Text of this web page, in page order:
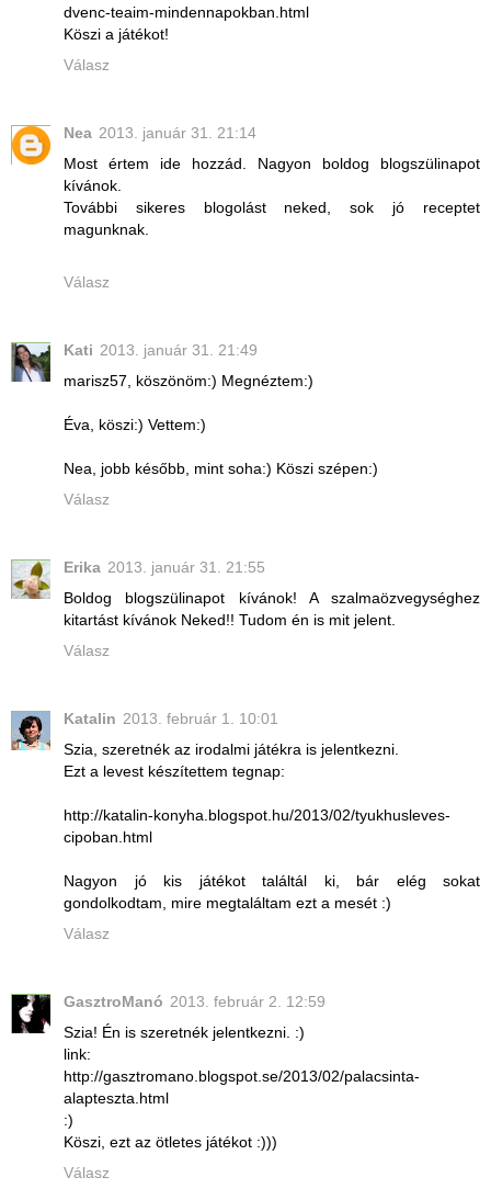
dvenc-teaim-mindennapokban.html
Köszi a játékot!
Válasz
Nea 2013. január 31. 21:14
Most értem ide hozzád. Nagyon boldog blogszülinapot
kívánok.
További sikeres blogolást neked, sok jó receptet
magunknak.
Válasz
Kati 2013. január 31. 21:49
marisz57, köszönöm:) Megnéztem:)
Éva, köszi:) Vettem:)
Nea, jobb később, mint soha:) Köszi szépen:)
Válasz
Erika 2013. január 31. 21:55
Boldog blogszülinapot kívánok! A szalmaözvegységhez
kitartást kívánok Neked!! Tudom én is mit jelent.
Válasz
Katalin 2013. február 1. 10:01
Szia, szeretnék az irodalmi játékra is jelentkezni.
Ezt a levest készítettem tegnap:
http://katalin-konyha.blogspot.hu/2013/02/tyukhusleves-
cipoban.html
Nagyon jó kis játékot találtál ki, bár elég sokat
gondolkodtam, mire megtaláltam ezt a mesét :)
Válasz
GasztroManó 2013. február 2. 12:59
Szia! Én is szeretnék jelentkezni. :)
link:
http://gasztromano.blogspot.se/2013/02/palacsinta-
alapteszta.html
:)
Köszi, ezt az ötletes játékot :)))
Válasz